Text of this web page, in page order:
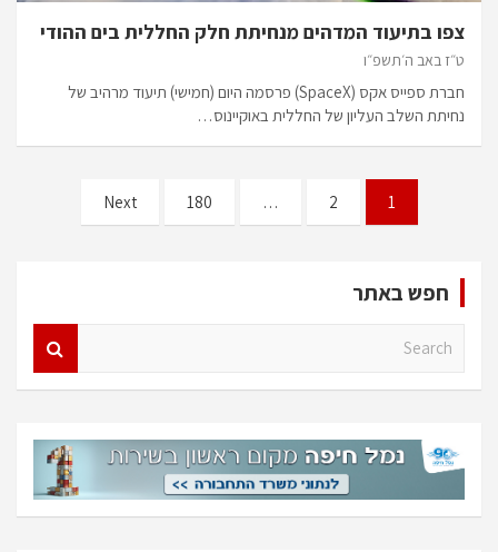
צפו בתיעוד המדהים מנחיתת חלק החללית בים ההודי
ט״ז באב ה׳תשפ״ו
חברת ספייס אקס (SpaceX) פרסמה היום (חמישי) תיעוד מרהיב של
נחיתת השלב העליון של החללית באוקיינוס…
pagination
1
2
…
180
Next
חפש באתר
h